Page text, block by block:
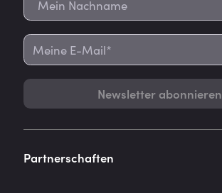
Newsletter abonnieren
Partnerschaften